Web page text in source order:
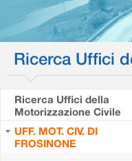
Ricerca Uffici
Ricerca Uffici della
Motorizzazione Civile
UFF. MOT. CIV. DI
FROSINONE